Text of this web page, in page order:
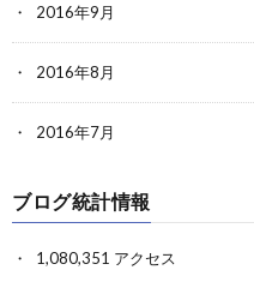
2016年9月
2016年8月
2016年7月
ブログ統計情報
1,080,351 アクセス